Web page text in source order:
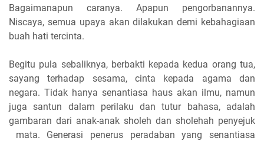
Bagaimanapun caranya. Apapun pengorbanannya.
Niscaya, semua upaya akan dilakukan demi kebahagiaan
buah hati tercinta.
Begitu pula sebaliknya, berbakti kepada kedua orang tua,
sayang terhadap sesama, cinta kepada agama dan
negara. Tidak hanya senantiasa haus akan ilmu, namun
juga santun dalam perilaku dan tutur bahasa, adalah
gambaran dari anak-anak sholeh dan sholehah penyejuk
mata. Generasi penerus peradaban yang senantiasa